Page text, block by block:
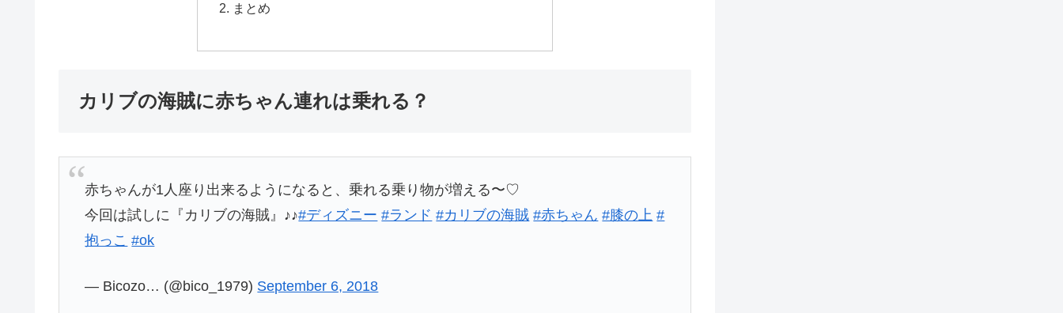
まとめ
カリブの海賊に赤ちゃん連れは乗れる？
赤ちゃんが1人座り出来るようになると、乗れる乗り物が増える〜♡
今回は試しに『カリブの海賊』♪♪#ディズニー #ランド #カリブの海賊 #赤ちゃん #膝の上 #
抱っこ #ok
— Bicozo… (@bico_1979) September 6, 2018